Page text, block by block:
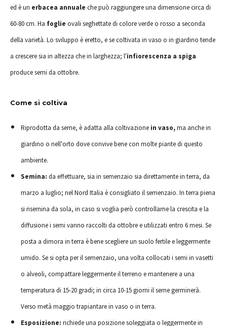
ed è un erbacea annuale che può raggiungere una dimensione circa di
60-80 cm. Ha foglie ovali seghettate di colore verde o rosso a seconda
della varietà. Lo sviluppo è eretto, e se coltivata in vaso o in giardino tende
a crescere sia in altezza che in larghezza; l'infiorescenza a spiga
produce semi da ottobre.
Come si coltiva
Riprodotta da seme, è adatta alla coltivazione in vaso,ma anche in
giardino o nell'orto dove convive bene con molte piante di questo
ambiente.
Semina: da effettuare, sia in semenzaio sia direttamente in terra, da
marzo a luglio; nel Nord Italia è consigliato il semenzaio. In terra piena
si risemina da sola, in caso si voglia però controllarne la crescita e la
diffusione i semi vanno raccolti da ottobre e utilizzati entro 6 mesi. Se
posta a dimora in terra è bene scegliere un suolo fertile e leggermente
umido. Se si opta per il semenzaio, una volta collocati i semi in vasetti
o alveoli, compattare leggermente il terreno e mantenere a una
temperatura di 15-20 gradi; in circa 10-15 giorni il seme germinerà.
Verso metà maggio trapiantare in vaso o in terra.
Esposizione: richiede una posizione soleggiata o leggermente in